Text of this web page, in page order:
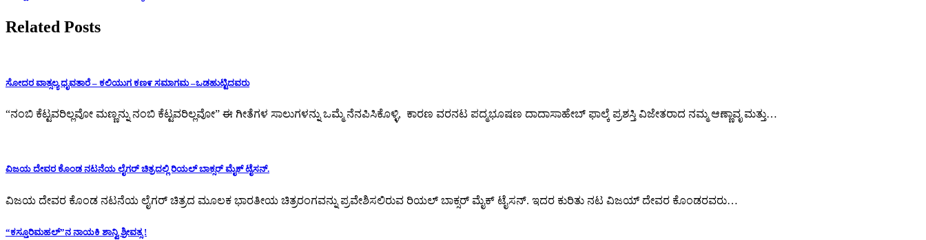
Related Posts
ಸೋದರ ವಾತ್ಸಲ್ಯ ಧೃವತಾರೆ – ಕಲಿಯುಗ ಕಣ೯ ಸಮಾಗಮ –ಒಡಹುಟ್ಟಿದವರು
“ನಂಬಿ ಕೆಟ್ಟವರಿಲ್ಲವೋ ಮಣ್ಣನ್ನು ನಂಬಿ ಕೆಟ್ಟವರಿಲ್ಲವೋ” ಈ ಗೀತೆಗಳ ಸಾಲುಗಳನ್ನು ಒಮ್ಮೆ ನೆನಪಿಸಿಕೊಳ್ಳಿ, ಕಾರಣ ವರನಟ ಪದ್ಮಭೂಷಣ ದಾದಾಸಾಹೇಬ್ ಫಾಲ್ಕೆ ಪ್ರಶಸ್ತಿ ವಿಜೇತರಾದ ನಮ್ಮ ಆಣ್ಣಾವೃ ಮತ್ತು…
ವಿಜಯ ದೇವರ ಕೊಂಡ ನಟನೆಯ ಲೈಗರ್ ಚಿತ್ರದಲ್ಲಿ ರಿಯಲ್ ಬಾಕ್ಸರ್ ಮೈಕ್ ಟೈಸನ್.
ವಿಜಯ ದೇವರ ಕೊಂಡ ನಟನೆಯ ಲೈಗರ್ ಚಿತ್ರದ ಮೂಲಕ ಭಾರತೀಯ ಚಿತ್ರರಂಗವನ್ನು ಪ್ರವೇಶಿಸಲಿರುವ ರಿಯಲ್ ಬಾಕ್ಸರ್ ಮೈಕ್ ಟೈಸನ್. ಇದರ ಕುರಿತು ನಟ ವಿಜಯ್ ದೇವರ ಕೊಂಡರವರು…
“ಕಸ್ತೂರಿಮಹಲ್”ನ ನಾಯಕಿ ಶಾನ್ವಿ ಶ್ರೀವತ್ಸ !